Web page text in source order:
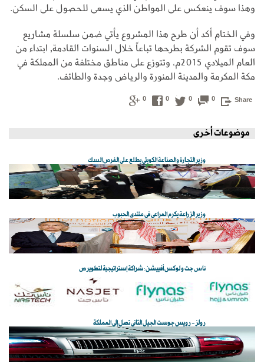
وهذا سوف ينعكس على المواطن الذي يسعى للحصول على السكن.
وفي الختام أكد أن طرح هذا المشروع يأتي ضمن سلسلة مشاريع
سوف تقوم الشركة بطرحها تباعاً خلال السنوات القادمة, ابتداء من
العام الميلادي 2015م، وتتوزع على مناطق مختلفة من المملكة في
مكة المكرمة والمدينة المنورة والرياض وجدة والطائف.
Share
0
0
0
0
موضوعات أخرى
وزير التجارة والصناعة الكويتي يطلع على الفرص السك
وزير الزراعة يكرم المراعي في منتدى الحبوب
ناس جت و لوكس أفييشن: شراكة إستراتيجية لتطوير ص
رولز - رويس جوست الجيل الثاني تصل إلى المملكة